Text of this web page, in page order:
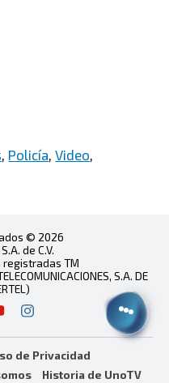
Policía ,Video
© 2026
de C.V.
TM
S.A. DE
de Privacidad
Historia de UnoTV